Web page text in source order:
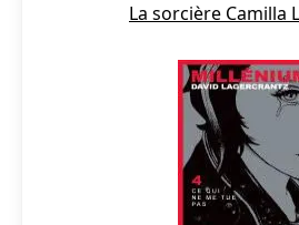
La sorcière Camilla